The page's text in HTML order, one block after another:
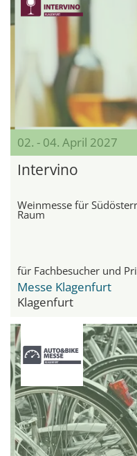
02. - 04. April 2027
Intervino
Weinmesse für
Raum
für Fachbesucher und
Messe Klagenfurt
Klagenfurt